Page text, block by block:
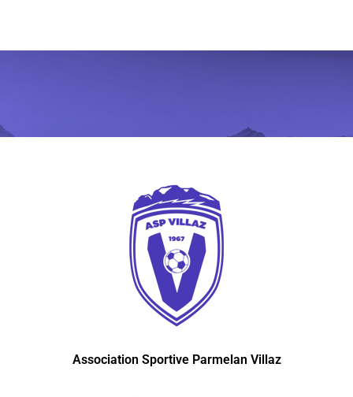
Association Sportive Parmelan Villaz